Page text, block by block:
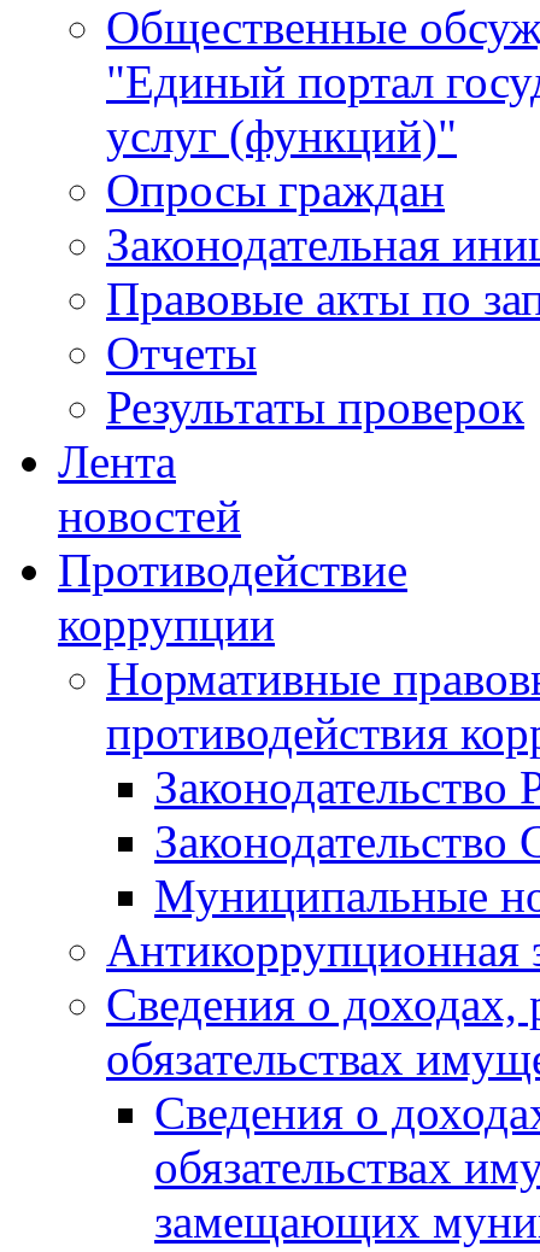
Общественные
"Единый портал
услуг (функций)"
Опросы граждан
Законодательная
Правовые акты по
Отчеты
Результаты проверок
Лента
новостей
Противодействие
коррупции
Нормативные
противодействия
Законодательство
Муниципальные
Антикоррупционная
Сведения о доходах,
обязательствах
Сведения о
обязательствах
замещающих